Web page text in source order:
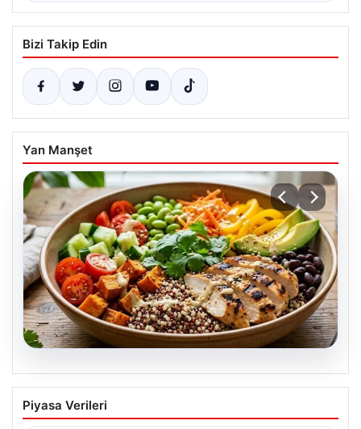
Bizi Takip Edin
Yan Manşet
07.08.2026
Spor sonrası hedefleri tutturan makro
dostu: Renkli kinoa ve tavuk kasesi
Piyasa Verileri